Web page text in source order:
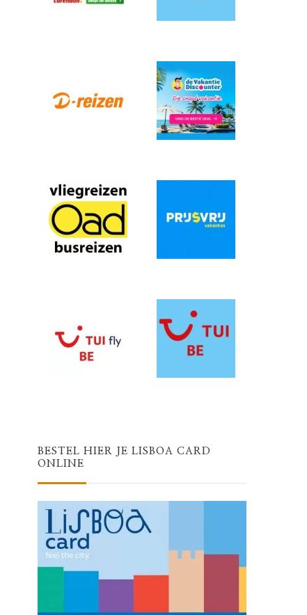
BESTEL HIER JE LISBOA CARD
ONLINE